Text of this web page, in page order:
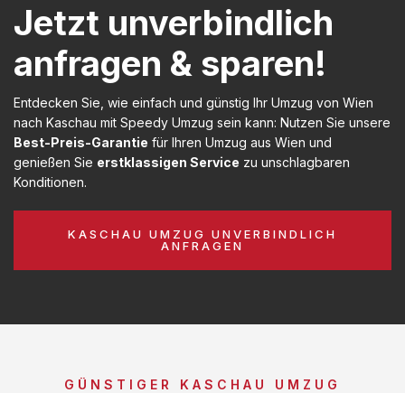
Jetzt unverbindlich
anfragen & sparen!
Entdecken Sie, wie einfach und günstig Ihr Umzug von Wien
nach Kaschau mit Speedy Umzug sein kann: Nutzen Sie unsere
Best-Preis-Garantie für Ihren Umzug aus Wien und
genießen Sie erstklassigen Service zu unschlagbaren
Konditionen.
KASCHAU UMZUG UNVERBINDLICH
ANFRAGEN
GÜNSTIGER KASCHAU UMZUG